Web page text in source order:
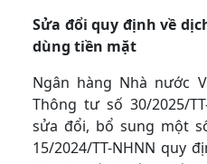
Sửa đổi quy định về
dùng tiền mặt
Ngân hàng Nhà nước
Thông tư số 30/2025/
sửa đổi, bổ sung một
15/2024/TT-NHNN quy